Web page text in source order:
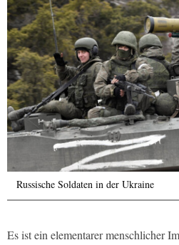
Russische Soldaten in der Ukraine
Es ist ein elementarer menschlicher